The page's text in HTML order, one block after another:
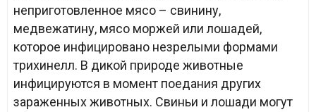
неприготовленное мясо – свинину,
медвежатину, мясо моржей или лошадей,
которое инфицировано незрелыми формами
трихинелл. В дикой природе животные
инфицируются в момент поедания других
зараженных животных. Свиньи и лошади могут